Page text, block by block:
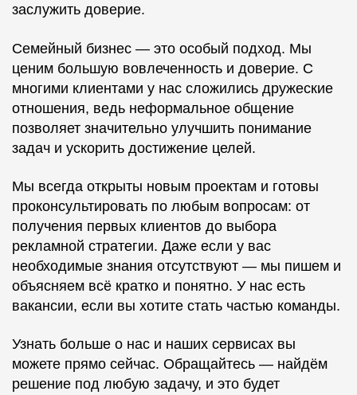
заслужить доверие.
Семейный бизнес — это особый подход. Мы
ценим большую вовлеченность и доверие. С
многими клиентами у нас сложились дружеские
отношения, ведь неформальное общение
позволяет значительно улучшить понимание
задач и ускорить достижение целей.
Мы всегда открыты новым проектам и готовы
проконсультировать по любым вопросам: от
получения первых клиентов до выбора
рекламной стратегии. Даже если у вас
необходимые знания отсутствуют — мы пишем и
объясняем всё кратко и понятно. У нас есть
вакансии, если вы хотите стать частью команды.
Узнать больше о нас и наших сервисах вы
можете прямо сейчас. Обращайтесь — найдём
решение под любую задачу, и это будет